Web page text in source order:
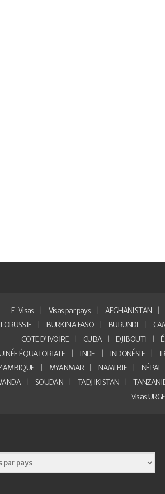
E-Visas Visas par pays AFGHANISTAN
BURKINA FASO BURUNDI
COTE D’IVOIRE
CUBA DJIBOUTI
ÉQUATORIALE
INDE INDONÉSIE
MYANMAR NAMIBIE NÉPAL
SOUDAN TADJIKISTAN
Visas